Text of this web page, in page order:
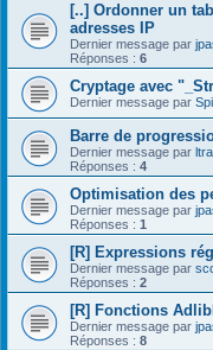
[..] Ordonner un
adresses IP
Dernier message par
Réponses : 6
Cryptage avec
Dernier message par
Barre de
Dernier message par
Réponses : 4
Optimisation des
Dernier message par
Réponses : 1
[R] Expressions
Dernier message par
Réponses : 2
[R] Fonctions
Dernier message par
Réponses : 8